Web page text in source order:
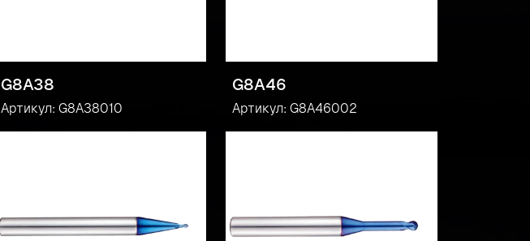
G8A38
Артикул: G8A38010
G8A46
Артикул: G8A46002